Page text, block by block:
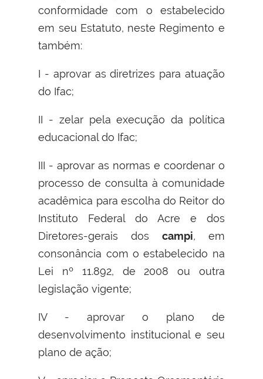
conformidade com o estabelecido
em seu Estatuto, neste Regimento e
também:
I - aprovar as diretrizes para atuação
do Ifac;
II - zelar pela execução da política
educacional do Ifac;
III - aprovar as normas e coordenar o
processo de consulta à comunidade
acadêmica para escolha do Reitor do
Instituto Federal do Acre e dos
Diretores-gerais dos campi, em
consonância com o estabelecido na
Lei nº 11.892, de 2008 ou outra
legislação vigente;
IV - aprovar o plano de
desenvolvimento institucional e seu
plano de ação;